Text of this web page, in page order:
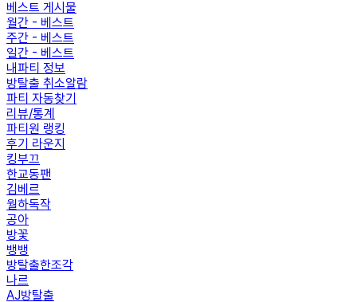
베스트 게시물
월간 - 베스트
주간 - 베스트
일간 - 베스트
내파티 정보
방탈출 취소알람
파티 자동찾기
리뷰/통계
파티원 랭킹
후기 라운지
킹부끄
한교동팬
김베르
월하독작
공아
방꽃
뱅뱅
방탈출한조각
나르
AJ방탈출